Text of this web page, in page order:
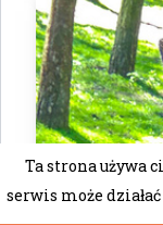
Ta strona używa
serwis może